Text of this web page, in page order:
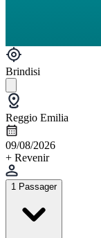
Brindisi
Reggio Emilia
09/08/2026
+ Revenir
1 Passager